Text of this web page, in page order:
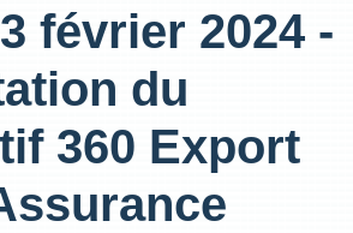
février 2024 -
du
360 Export